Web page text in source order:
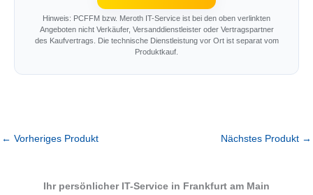
Hinweis: PCFFM bzw. Meroth IT-Service ist bei den oben verlinkten
Angeboten nicht Verkäufer, Versanddienstleister oder Vertragspartner
des Kaufvertrags. Die technische Dienstleistung vor Ort ist separat vom
Produktkauf.
← Vorheriges Produkt Nächstes Produkt →
Ihr persönlicher IT-Service in Frankfurt am Main